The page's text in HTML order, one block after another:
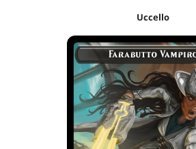
Uccello